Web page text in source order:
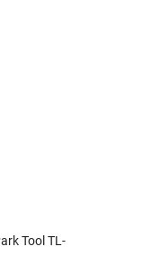
Tool TL-